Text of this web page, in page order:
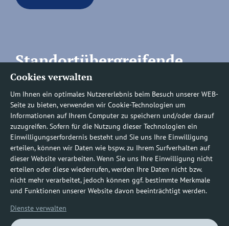
Cookies verwalten
Um Ihnen ein optimales Nutzererlebnis beim Besuch unserer WEB-
Seite zu bieten, verwenden wir Cookie-Technologien um
Informationen auf Ihrem Computer zu speichern und/oder darauf
zuzugreifen. Sofern für die Nutzung dieser Technologien ein
Einwilligungserfordernis besteht und Sie uns Ihre Einwilligung
erteilen, können wir Daten wie bspw. zu Ihrem Surfverhalten auf
dieser Website verarbeiten. Wenn Sie uns Ihre Einwilligung nicht
erteilen oder diese wiederrufen, werden Ihre Daten nicht bzw.
nicht mehr verarbeitet, jedoch können ggf. bestimmte Merkmale
und Funktionen unserer Website davon beeinträchtigt werden.
Dienste verwalten
Standortübergreifende
Rufnummern
Befundauskünfte/
Nachforderungen
0800 1219100-10